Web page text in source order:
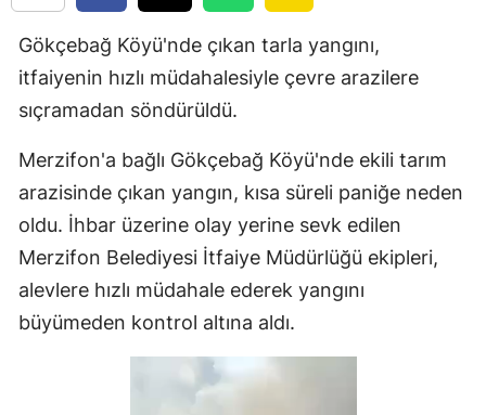
Gökçebağ Köyü'nde çıkan tarla yangını,
itfaiyenin hızlı müdahalesiyle çevre arazilere
sıçramadan söndürüldü.
Merzifon'a bağlı Gökçebağ Köyü'nde ekili tarım
arazisinde çıkan yangın, kısa süreli paniğe neden
oldu. İhbar üzerine olay yerine sevk edilen
Merzifon Belediyesi İtfaiye Müdürlüğü ekipleri,
alevlere hızlı müdahale ederek yangını
büyümeden kontrol altına aldı.